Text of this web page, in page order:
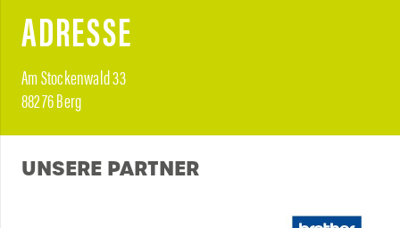
ADRESSE
Am Stockenwald 33
88276 Berg
UNSERE PARTNER